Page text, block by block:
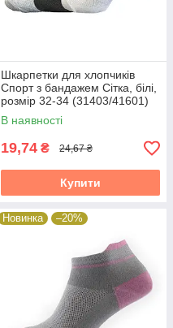
Шкарпетки для хлопчиків
Спорт з бандажем Сітка, білі,
розмір 32-34 (31403/41601)
В наявності
19,74 ₴ 24,67 ₴
Купити
Новинка –20%